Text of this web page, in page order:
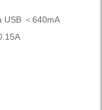
USB ＜640mA